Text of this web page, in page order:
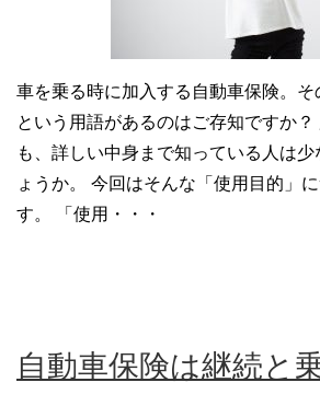
車を乗る時に加入する自動車保険。そ
という用語があるのはご存知ですか？
も、詳しい中身まで知っている人は
ょうか。 今回はそんな「使用目的」
す。 「使用・・・
自動車保険は継続と